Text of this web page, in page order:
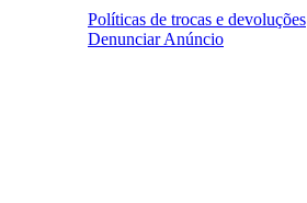
Políticas de trocas e devoluções
Denunciar Anúncio